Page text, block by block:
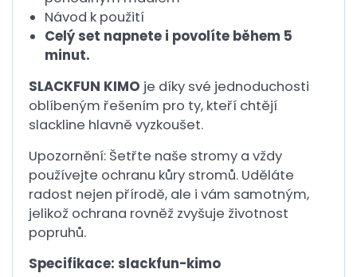
Návod k použití
Celý set napnete i povolíte během 5
minut.
SLACKFUN KIMO je díky své jednoduchosti
oblíbeným řešením pro ty, kteří chtějí
slackline hlavně vyzkoušet.
Upozornění: Šetřte naše stromy a vždy
používejte ochranu kůry stromů. Uděláte
radost nejen přírodě, ale i vám samotným,
jelikož ochrana rovněž zvyšuje životnost
popruhů.
Specifikace: slackfun-kimo